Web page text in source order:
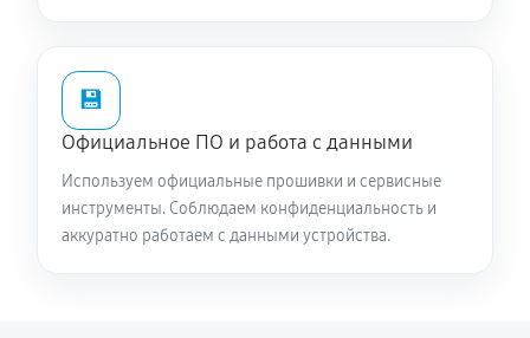
💾
Официальное ПО и работа с данными
Используем официальные прошивки и сервисные
инструменты. Соблюдаем конфиденциальность и
аккуратно работаем с данными устройства.